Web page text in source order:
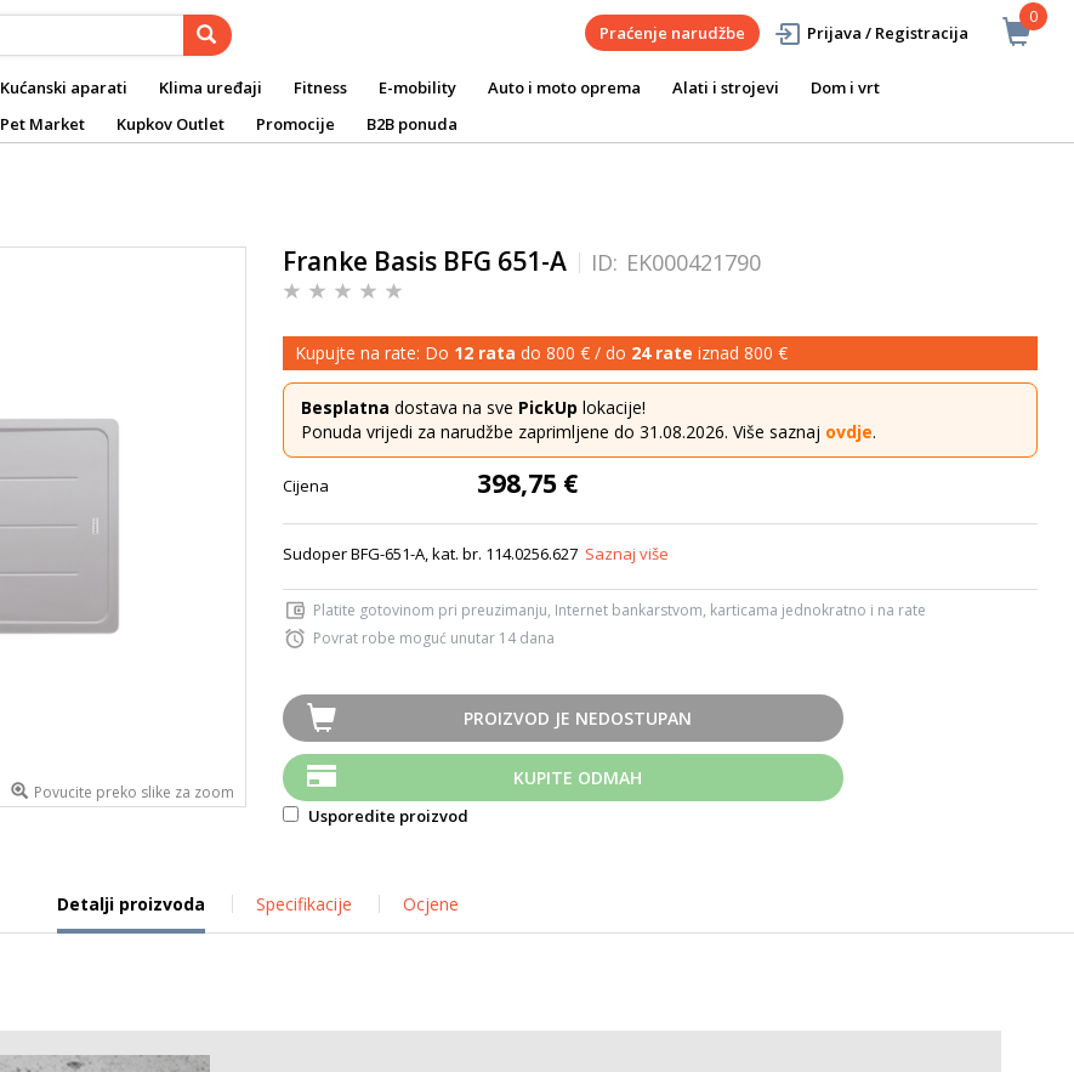
0
Praćenje narudžbe Prijava / Registracija
Kućanski aparati Klima uređaji Fitness E-mobility Auto i moto oprema Alati i strojevi
Dom i vrt
Pet Market Kupkov Outlet Promocije B2B ponuda
Povucite preko slike za zoom
Franke Basis BFG 651-A ID: EK000421790
Kupujte na rate: Do 12 rata do 800 € / do 24 rate iznad 800 €
Besplatna dostava na sve PickUp lokacije!
Ponuda vrijedi za narudžbe zaprimljene do 31.08.2026. Više saznaj ovdje.
Cijena 398,75 €
Sudoper BFG-651-A, kat. br. 114.0256.627 Saznaj više
Platite gotovinom pri preuzimanju, Internet bankarstvom, karticama jednokratno i na rate
Povrat robe moguć unutar 14 dana
PROIZVOD JE NEDOSTUPAN
KUPITE ODMAH
Usporedite proizvod
Detalji proizvoda Specifikacije Ocjene